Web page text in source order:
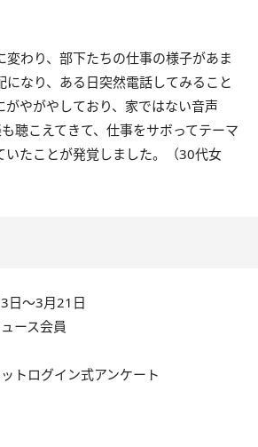
変わり、部下たちの仕事の様子があま
になり、ある日突然電話してみること
がやがやしており、家ではない音声
聴こえてきて、仕事をサボってテーマ
いたことが発覚しました。（30代女
日～3月21日
ース会員
トログイン式アンケート